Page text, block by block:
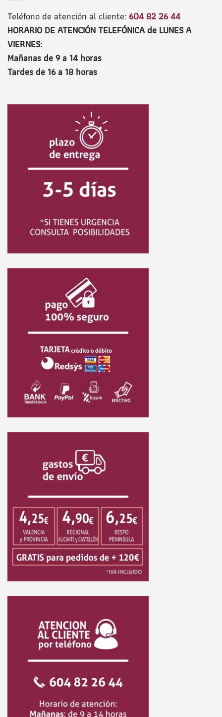
Teléfono de atención al cliente: 604 82 26 44
HORARIO DE ATENCIÓN TELEFÓNICA de LUNES A
VIERNES:
Mañanas de 9 a 14 horas
Tardes de 16 a 18 horas